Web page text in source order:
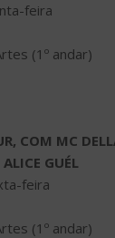
feira
(1º andar)
COM MC
GUÉL
feira
(1º andar)